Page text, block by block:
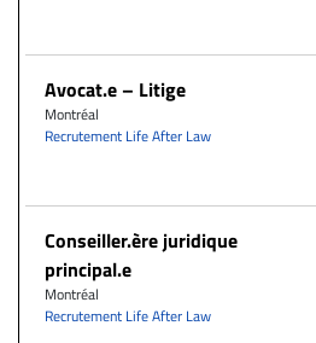
Avocat.e – Litige
Montréal
Recrutement Life After Law
Conseiller.ère juridique
principal.e
Montréal
Recrutement Life After Law